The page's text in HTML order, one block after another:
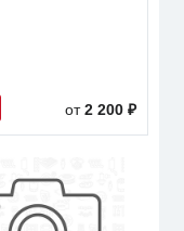
от2 200 ₽